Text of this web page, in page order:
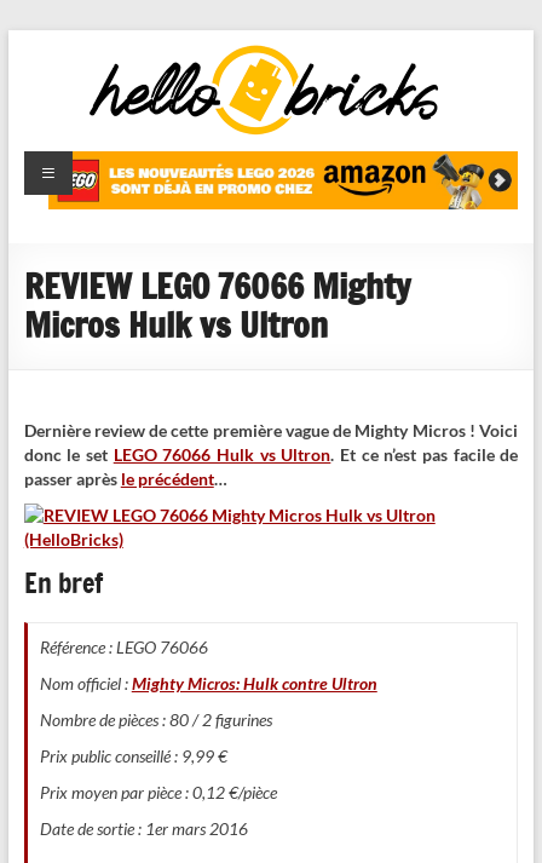
HelloBricks
Blog LEGO,
nouveaut�s
reviews
REVIEW LEGO 76066 Mighty
Micros Hulk vs Ultron
Dernière review de cette première vague de Mighty Micros ! Voici
donc le set LEGO 76066 Hulk vs Ultron. Et ce n’est pas facile de
passer après le précédent…
En bref
Référence : LEGO 76066
Nom officiel :Mighty Micros: Hulk contre Ultron
Nombre de pièces : 80 / 2 figurines
Prix public conseillé : 9,99 €
Prix moyen par pièce : 0,12 €/pièce
Date de sortie : 1er mars 2016